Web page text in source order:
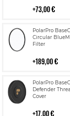
73,00 €
PolarPro
Circular
Filter
189,00 €
Lisää
ostoskoriin
PolarPro
Defender
Cover
17,00 €
Lisää
ostoskoriin